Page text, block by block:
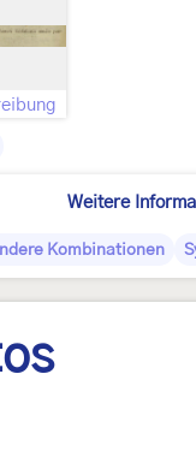
Weitere
Kombinationen